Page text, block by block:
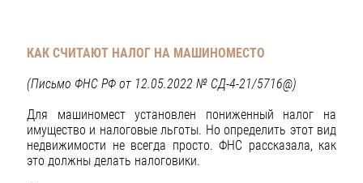
КАК СЧИТАЮТ НАЛОГ НА МАШИНОМЕСТО
(Письмо ФНС РФ от 12.05.2022 № СД-4-21/5716@)
Для машиномест установлен пониженный налог на
имущество и налоговые льготы. Но определить этот вид
недвижимости не всегда просто. ФНС рассказала, как
это должны делать налоговики.